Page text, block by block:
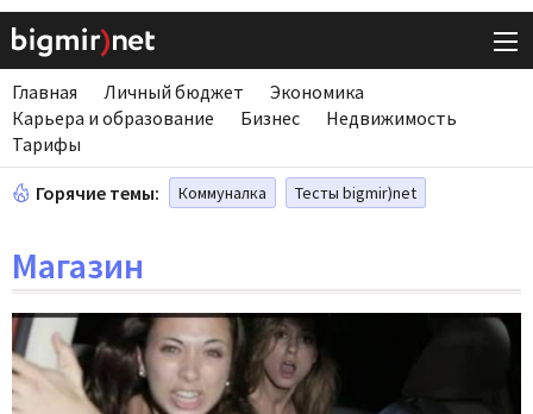
Главная Личный бюджет
Экономика
Карьера и образование
Бизнес
Недвижимость
Тарифы
Горячие темы: Коммуналка Тесты bigmir)net
Магазин